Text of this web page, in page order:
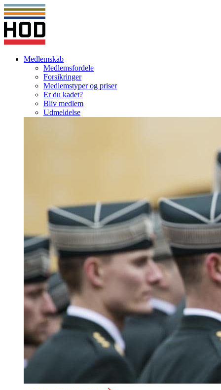
Medlemskab
Medlemsfordele
Forsikringer
Medlemstyper og priser
Er du kadet?
Bliv medlem
Udmeldelse